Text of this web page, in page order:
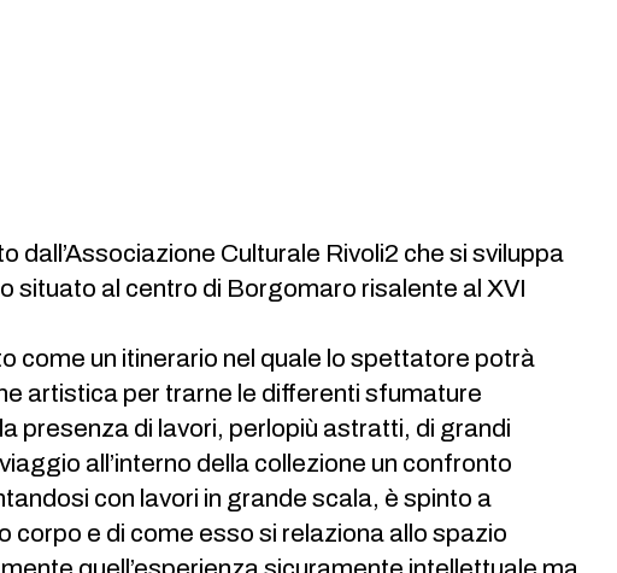
Culturale Rivoli2 che si sviluppa
situato al centro di Borgomaro risalente al XVI
come un itinerario nel quale lo spettatore potrà
artistica per trarne le differenti sfumature
presenza di lavori, perlopiù astratti, di grandi
all’interno della collezione un confronto
con lavori in grande scala, è spinto a
e di come esso si relaziona allo spazio